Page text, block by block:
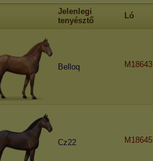
Jelenlegi
tenyésztő
Ló
Belloq
Cz22